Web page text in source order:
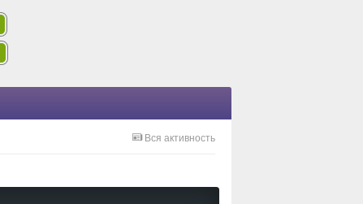
Вся активность